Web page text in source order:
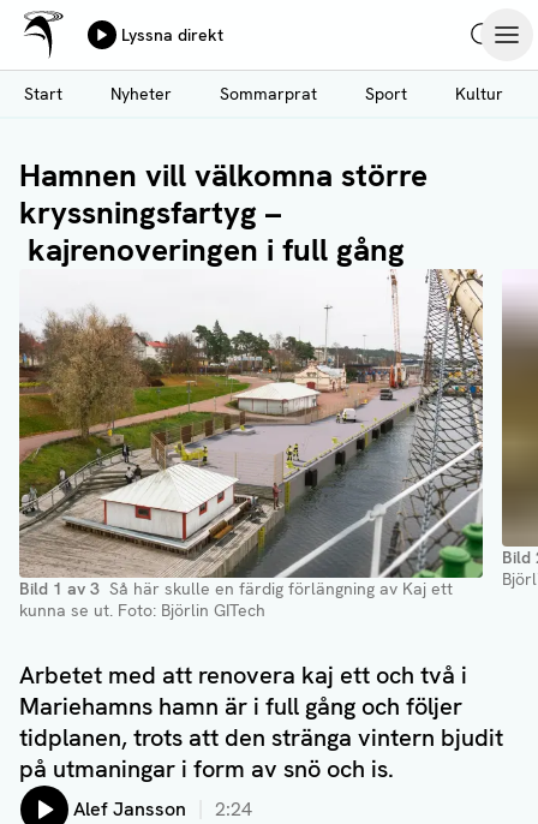
Hoppa
till
huvudinnehåll
Ålands Radio & TV
Lyssna direkt
Start
Nyheter Sommarprat Sport Kultur
Hamnen vill välkomna större
kryssningsfartyg –
kajrenoveringen i full gång
Bild 1 av 3 Så här skulle en färdig förlängning av Kaj ett
kunna se ut. Foto: Björlin GITech
Bild
Arbetet med att renovera kaj ett och två i
Mariehamns hamn är i full gång och följer
tidplanen, trots att den stränga vintern bjudit
på utmaningar i form av snö och is.
Lyssna på:
Alef Jansson 2:24